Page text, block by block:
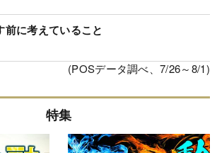
前に考えていること
(POSデータ調べ、7/26～8/1)
特集